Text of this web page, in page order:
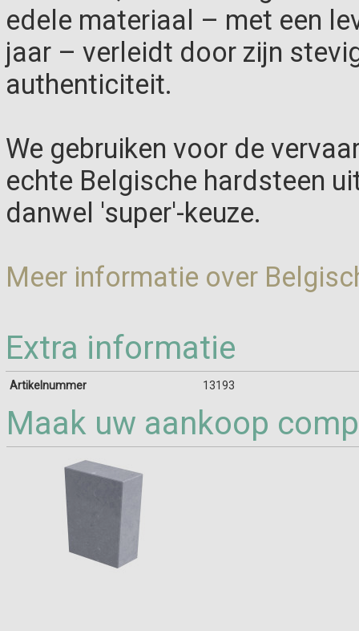
edele materiaal – met een
jaar – verleidt door zijn
authenticiteit.
We gebruiken voor de
echte Belgische hardsteen
danwel 'super'-keuze.
Meer informatie over
Extra informatie
Artikelnummer 13193
Maak uw aankoop